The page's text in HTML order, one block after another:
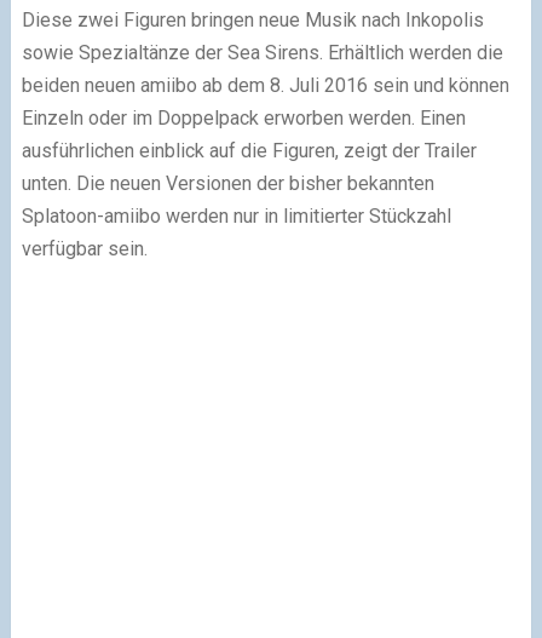
Diese zwei Figuren bringen neue Musik nach Inkopolis
sowie Spezialtänze der Sea Sirens. Erhältlich werden die
beiden neuen amiibo ab dem 8. Juli 2016 sein und können
Einzeln oder im Doppelpack erworben werden. Einen
ausführlichen einblick auf die Figuren, zeigt der Trailer
unten. Die neuen Versionen der bisher bekannten
Splatoon-amiibo werden nur in limitierter Stückzahl
verfügbar sein.